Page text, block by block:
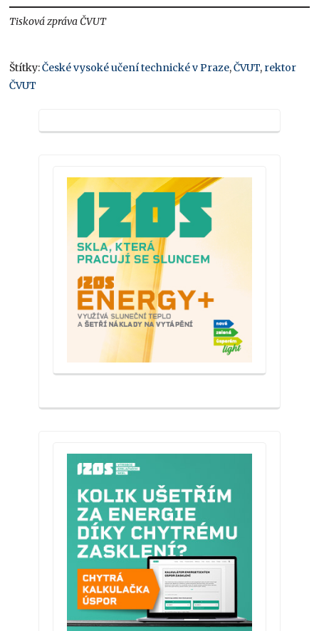
Tisková zpráva ČVUT
Štítky:České vysoké učení technické v Praze,ČVUT, rektor
ČVUT